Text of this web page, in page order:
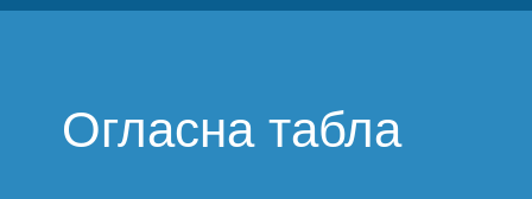
Огласна табла